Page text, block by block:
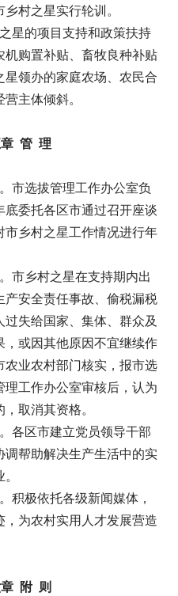
村之星实行轮训。
星的项目支持和政策扶持
购置补贴、畜牧良种补贴
领办的家庭农场、农民合
主体倾斜。
管 理
市选拔管理工作办公室负
委托各区市通过召开座谈
乡村之星工作情况进行年
市乡村之星在支持期内出
安全责任事故、偷税漏税
失给国家、集体、群众及
或因其他原因不宜继续作
业农村部门核实，报市选
工作办公室审核后，认为
取消其资格。
各区市建立党员领导干部
帮助解决生产生活中的实
积极依托各级新闻媒体，
为农村实用人才发展营造
附 则